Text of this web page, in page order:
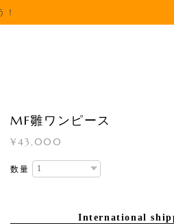
！
MF雛ワンピース
¥43,000
数量
International